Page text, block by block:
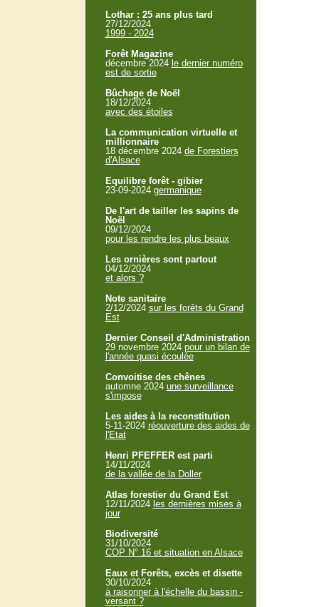
Lothar : 25 ans plus tard
27/12/2024
1999 - 2024
Forêt Magazine
décembre 2024 le dernier numéro
est de sortie
Bûchage de Noël
18/12/2024
avec des étoiles
La communication virtuelle et
millionnaire
18 décembre 2024 de Forestiers
d'Alsace
Equilibre forêt - gibier
23-09-2024 germanique
De l'art de tailler les sapins de
Noël
09/12/2024
pour les rendre les plus beaux
Les ornières sont partout
04/12/2024
et alors ?
Note sanitaire
2/12/2024 sur les forêts du Grand
Est
Dernier Conseil d'Administration
29 novembre 2024 pour un bilan de
l'année quasi écoulée
Convoitise des chênes
automne 2024 une surveillance
s'impose
Les aides à la reconstitution
5-11-2024 réouverture des aides de
l'Etat
Henri PFEFFER est parti
14/11/2024
de la vallée de la Doller
Atlas forestier du Grand Est
12/11/2024 les dernières mises à
jour
Biodiversité
31/10/2024
COP N° 16 et situation en Alsace
Eaux et Forêts, excès et disette
30/10/2024
à raisonner à l'échelle du bassin -
versant ?